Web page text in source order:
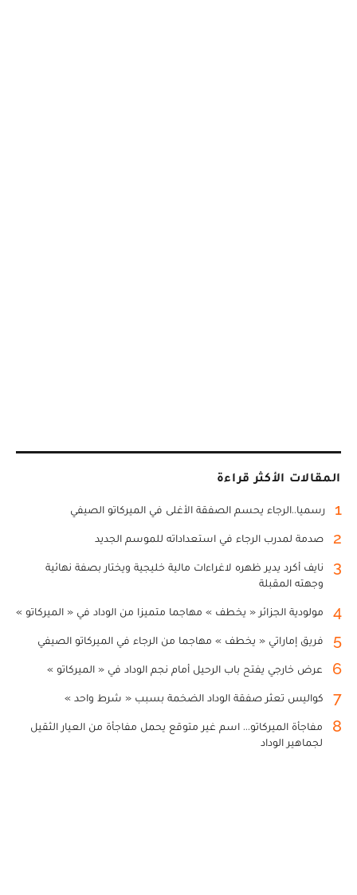
المقالات الأكثر قراءة
1 رسميا..الرجاء يحسم الصفقة الأغلى في الميركاتو الصيفي
2 صدمة لمدرب الرجاء في استعداداته للموسم الجديد
3
نايف أكرد يدير ظهره لاغراءات مالية خليجية ويختار بصفة نهائية
وجهته المقبلة
4 مولودية الجزائر « يخطف » مهاجما متميزا من الوداد في « الميركاتو »
5 فريق إماراتي « يخطف » مهاجما من الرجاء في الميركاتو الصيفي
6 عرض خارجي يفتح باب الرحيل أمام نجم الوداد في « الميركاتو »
7 كواليس تعثر صفقة الوداد الضخمة بسبب « شرط واحد »
8
مفاجأة الميركاتو... اسم غير متوقع يحمل مفاجأة من العيار الثقيل
لجماهير الوداد